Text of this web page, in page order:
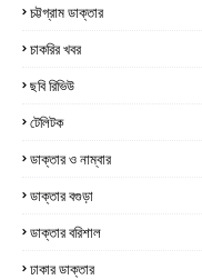
চট্টগ্রাম ডাক্তার
চাকরির খবর
ছবি রিভিউ
টেলিটক
ডাক্তার ও নাম্বার
ডাক্তার বগুড়া
ডাক্তার বরিশাল
ঢাকার ডাক্তার